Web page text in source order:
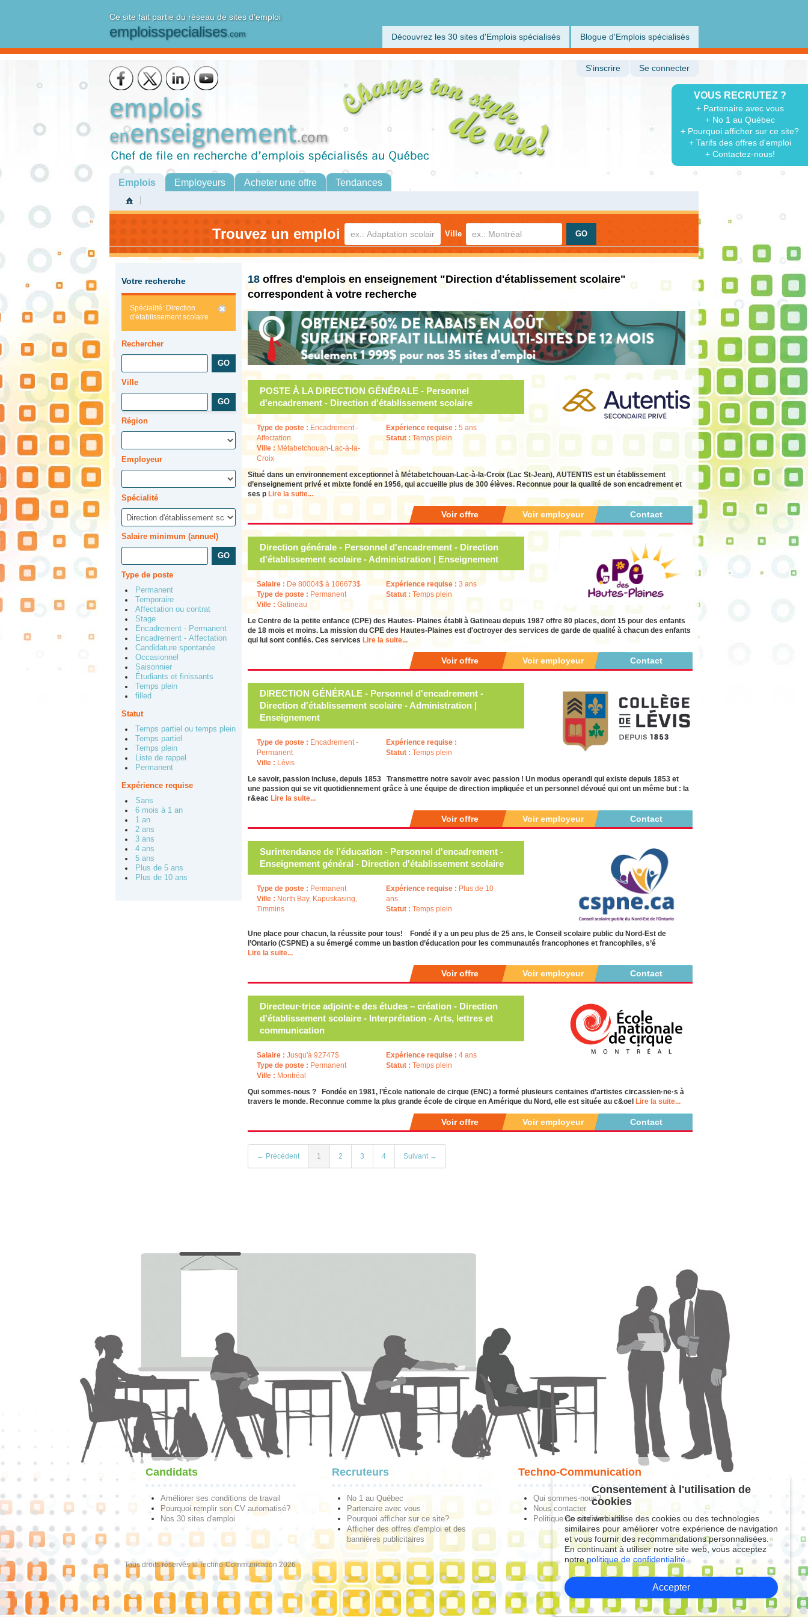
Ce site fait partie du réseau de sites d'emploi
emploisspecialises.com Découvrez les 30 sites d'Emplois spécialisés Blogue d'Emplois spécialisés
VOUS RECRUTEZ ?
+ Partenaire avec vous
+ No 1 au Québec
+ Pourquoi afficher sur ce site?
+ Tarifs des offres d'emploi
+ Contactez-nous!
S'inscrire Se connecter
Emplois Employeurs Acheter une offre Tendances
Trouvez un emploi Ville
Votre recherche
Spécialité: Direction
d'établissement scolaire
Rechercher
Ville
Région
Employeur
Spécialité
Salaire minimum (annuel)
Type de poste
Permanent
Temporaire
Affectation ou contrat
Stage
Encadrement - Permanent
Encadrement - Affectation
Candidature spontanée
Occasionnel
Saisonnier
Étudiants et finissants
Temps plein
filled
Statut
Temps partiel ou temps plein
Temps partiel
Temps plein
Liste de rappel
Permanent
Expérience requise
Sans
6 mois à 1 an
1 an
2 ans
3 ans
4 ans
5 ans
Plus de 5 ans
Plus de 10 ans
18 offres d'emplois en enseignement "Direction d'établissement scolaire"
correspondent à votre recherche
POSTE À LA DIRECTION GÉNÉRALE - Personnel
d'encadrement - Direction d'établissement scolaire
Type de poste : Encadrement -
Affectation
Ville : Métabetchouan-Lac-à-la-
Croix
Expérience requise : 5 ans
Statut :Temps plein
Situé dans un environnement exceptionnel à Métabetchouan-Lac-à-la-Croix (Lac St-Jean), AUTENTIS est un établissement
d’enseignement privé et mixte fondé en 1956, qui accueille plus de 300 élèves. Reconnue pour la qualité de son encadrement et
ses p Lire la suite...
Voir offre Voir employeur Contact
Direction générale - Personnel d'encadrement - Direction
d'établissement scolaire - Administration | Enseignement
Salaire : De 80004$ à 106673$
Type de poste : Permanent
Ville : Gatineau
Expérience requise : 3 ans
Statut : Temps plein
Le Centre de la petite enfance (CPE) des Hautes- Plaines établi à Gatineau depuis 1987 offre 80 places, dont 15 pour des enfants
de 18 mois et moins. La mission du CPE des Hautes-Plaines est d'octroyer des services de garde de qualité à chacun des enfants
qui lui sont confiés. Ces services Lire la suite...
Voir offre Voir employeur Contact
DIRECTION GÉNÉRALE - Personnel d'encadrement -
Direction d'établissement scolaire - Administration |
Enseignement
Type de poste : Encadrement -
Permanent
Ville : Lévis
Expérience requise :
Statut : Temps plein
Le savoir, passion incluse, depuis 1853 Transmettre notre savoir avec passion ! Un modus operandi qui existe depuis 1853 et
une passion qui se vit quotidiennement grâce à une équipe de direction impliquée et un personnel dévoué qui ont un même but : la
r&eac Lire la suite...
Voir offre Voir employeur Contact
Surintendance de l’éducation - Personnel d'encadrement -
Enseignement général - Direction d'établissement scolaire
Type de poste : Permanent
Ville : North Bay, Kapuskasing,
Timmins
Expérience requise : Plus de 10
ans
Statut : Temps plein
Une place pour chacun, la réussite pour tous! Fondé il y a un peu plus de 25 ans, le Conseil scolaire public du Nord-Est de
l’Ontario (CSPNE) a su émergé comme un bastion d’éducation pour les communautés francophones et francophiles, s’é
Lire la suite...
Voir offre Voir employeur Contact
Directeur·trice adjoint·e des études – création - Direction
d'établissement scolaire - Interprétation - Arts, lettres et
communication
Salaire : Jusqu'à 92747$
Type de poste : Permanent
Ville : Montréal
Expérience requise : 4 ans
Statut : Temps plein
Qui sommes-nous ? Fondée en 1981, l’École nationale de cirque (ENC) a formé plusieurs centaines d’artistes circassien·ne·s à
travers le monde. Reconnue comme la plus grande école de cirque en Amérique du Nord, elle est située au c&oel Lire la suite...
Voir offre Voir employeur Contact
← Précédent 1 2 3 4 Suivant →
Candidats
Améliorer ses conditions de travail
Pourquoi remplir son CV automatisé?
Nos 30 sites d'emploi
Recruteurs
No 1 au Québec
Partenaire avec vous
Pourquoi afficher sur ce site?
Afficher des offres d'emploi et des
bannières publicitaires
Techno-Communication
Qui sommes-nous?
Nous contacter
Politique de confidentialité
Tous droits réservés © Techno-Communication 2026
Consentement à l'utilisation de
cookies
Ce site web utilise des cookies ou des technologies
similaires pour améliorer votre expérience de navigation
et vous fournir des recommandations personnalisées.
En continuant à utiliser notre site web, vous acceptez
notrepolitique de confidentialité.
Accepter